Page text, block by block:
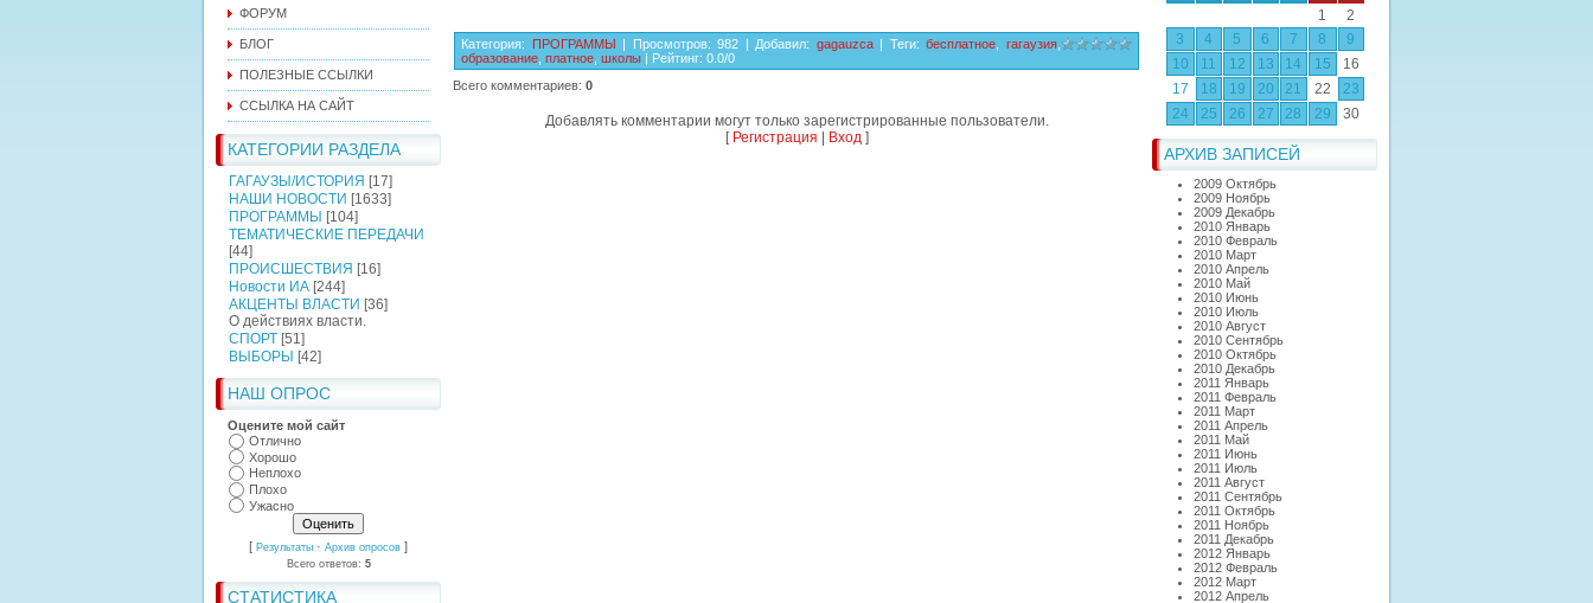
ФОРУМ
БЛОГ
ПОЛЕЗНЫЕ ССЫЛКИ
ССЫЛКА НА САЙТ
КАТЕГОРИИ РАЗДЕЛА
ГАГАУЗЫ/ИСТОРИЯ [17]
НАШИ НОВОСТИ [1633]
ПРОГРАММЫ [104]
ТЕМАТИЧЕСКИЕ ПЕРЕДАЧИ
[44]
ПРОИСШЕСТВИЯ [16]
Новости ИА [244]
АКЦЕНТЫ ВЛАСТИ [36]
О действиях власти.
СПОРТ [51]
ВЫБОРЫ [42]
НАШ ОПРОС
Оцените мой сайт
Отлично
Хорошо
Неплохо
Плохо
Ужасно
[ Результаты · Архив опросов ]
Всего ответов: 5
СТАТИСТИКА
1
2
3
4 5 6 7 8
9
10
11 12 13 14 15
16
17
18 19 20 21 22
23
24
25 26 27 28 29 30
АРХИВ ЗАПИСЕЙ
2009 Октябрь
2009 Ноябрь
2009 Декабрь
2010 Январь
2010 Февраль
2010 Март
2010 Апрель
2010 Май
2010 Июнь
2010 Июль
2010 Август
2010 Сентябрь
2010 Октябрь
2010 Декабрь
2011 Январь
2011 Февраль
2011 Март
2011 Апрель
2011 Май
2011 Июнь
2011 Июль
2011 Август
2011 Сентябрь
2011 Октябрь
2011 Ноябрь
2011 Декабрь
2012 Январь
2012 Февраль
2012 Март
2012 Апрель
Категория: ПРОГРАММЫ | Просмотров: 982 | Добавил: gagauzca | Теги: бесплатное ,гагаузия
образование платное школы | Рейтинг: 0.0/0
Всего комментариев: 0
Добавлять комментарии могут только зарегистрированные пользователи.
[ Регистрация Вход]